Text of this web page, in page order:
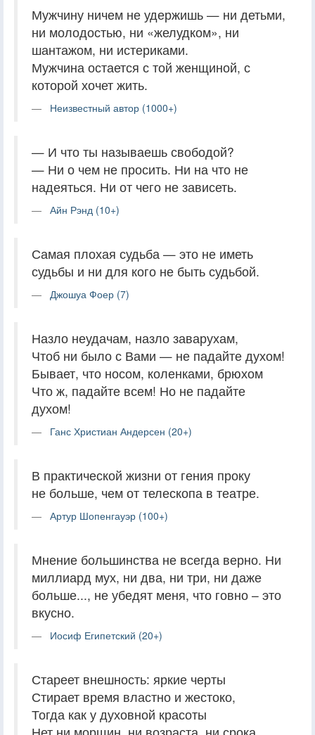
Мужчину ничем не удержишь — ни детьми,
ни молодостью, ни «желудком», ни
шантажом, ни истериками.
Мужчина остается с той женщиной, с
которой хочет жить.
Неизвестный автор (1000+)
— И что ты называешь свободой?
— Ни о чем не просить. Ни на что не
надеяться. Ни от чего не зависеть.
Айн Рэнд (10+)
Самая плохая судьба — это не иметь
судьбы и ни для кого не быть судьбой.
Джошуа Фоер (7)
Назло неудачам, назло заварухам,
Чтоб ни было с Вами — не падайте духом!
Бывает, что носом, коленками, брюхом
Что ж, падайте всем! Но не падайте
духом!
Ганс Христиан Андерсен (20+)
В практической жизни от гения проку
не больше, чем от телескопа в театре.
Артур Шопенгауэр (100+)
Мнение большинства не всегда верно. Ни
миллиард мух, ни два, ни три, ни даже
больше..., не убедят меня, что говно – это
вкусно.
Иосиф Египетский (20+)
Стареет внешность: яркие черты
Стирает время властно и жестоко,
Тогда как у духовной красоты